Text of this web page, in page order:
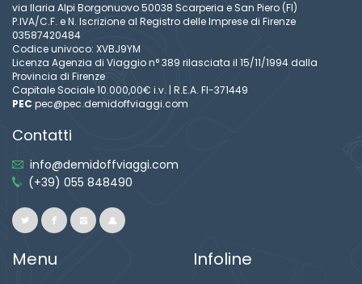
via Ilaria Alpi Borgonuovo 50038 Scarperia e San Piero (FI)
P.IVA/C.F. e N. Iscrizione al Registro delle Imprese di Firenze
03587420484
Codice univoco: XVBJ9YM
Licenza Agenzia di Viaggio n° 389 rilasciata il 15/11/1994 dalla
Provincia di Firenze
Capitale Sociale 10.000,00€ i.v. | R.E.A. FI-371449
PEC pec@pec.demidoffviaggi.com
Contatti
info@demidoffviaggi.com
(+39) 055 848490
Menu Infoline